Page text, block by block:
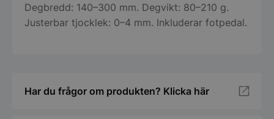
Degbredd: 140–300 mm. Degvikt: 80–210 g.
Justerbar tjocklek: 0–4 mm. Inkluderar fotpedal.
Har du frågor om produkten? Klicka här